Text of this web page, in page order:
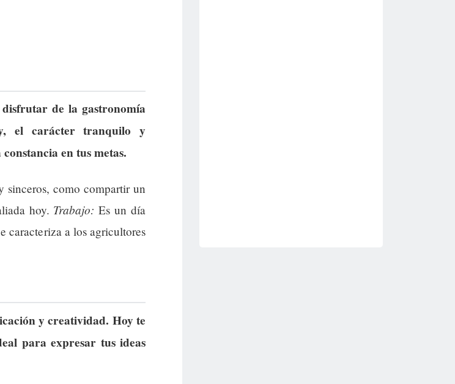
de la gastronomía
el carácter tranquilo y
en tus metas.
sinceros, como compartir un
hoy. Trabajo: Es un día
caracteriza a los agricultores
y creatividad. Hoy te
para expresar tus ideas